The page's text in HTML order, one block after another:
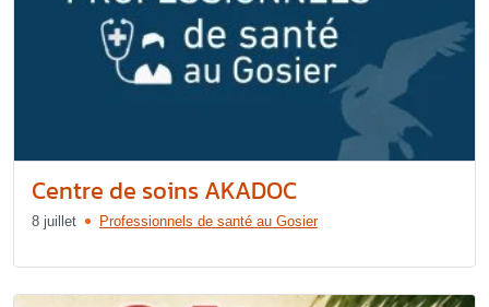
Centre de soins AKADOC
8 juillet Professionnels de santé au Gosier